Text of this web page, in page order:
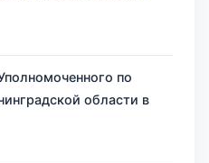
по
области в